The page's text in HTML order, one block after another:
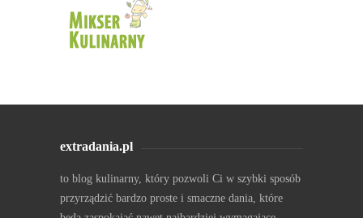
extradania.pl
to blog kulinarny, który pozwoli Ci w szybki sposób
przyrządzić bardzo proste i smaczne dania, które